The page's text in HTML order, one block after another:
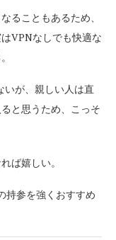
ることもあるため、
VPNなしでも快適な
いが、親しい人は直
と思うため、こっそ
ば嬉しい。
持参を強くおすすめ